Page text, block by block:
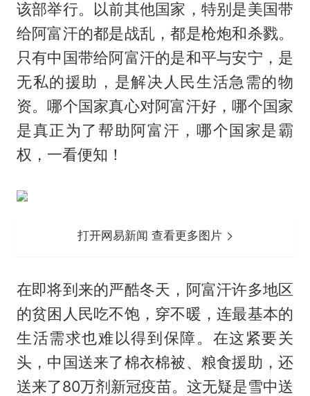
该部举行。以前其他国家，特别是美国带
给阿富汗的都是战乱，都是枪炮和杀戮。
只有中国带给阿富汗的是和平与安宁，是
无私的援助，是解决人民生活急需的物
资。哪个国家真心对阿富汗好，哪个国家
是真正为了帮助阿富汗，哪个国家是霸
权，一看便知！
打开网易新闻 查看更多图片
在即将到来的严酷冬天，阿富汗许多地区
的贫困人民吃不饱，穿不暖，连最基本的
生活需求也难以得到保障。在这紧要关
头，中国送来了棉衣棉被、粮食援助，还
送来了80万剂新冠疫苗。这无疑是雪中送